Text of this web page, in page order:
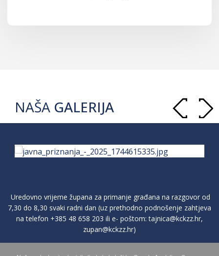
NAŠA GALERIJA
Uredovno vrijeme župana za primanje građana na razgovor od
7,30 do 8,30 svaki radni dan (uz prethodno podnošenje zahtjeva
na telefon +385 48 658 203 ili e- poštom:tajnica@kckzz.hr,
zupan@kckzz.hr)